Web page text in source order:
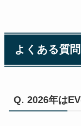
よくある質問
Q. 2026年は